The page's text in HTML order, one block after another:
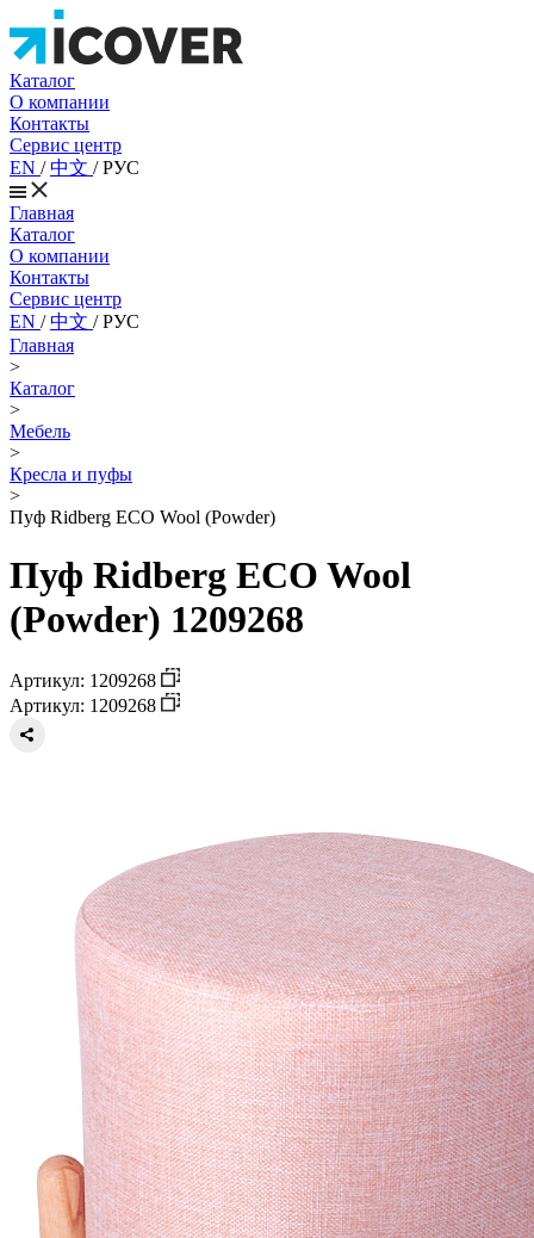
Каталог
О компании
Контакты
Сервис центр
EN /中文 /РУС
Главная
Каталог
О компании
Контакты
Сервис центр
EN /中文 /РУС
Главная
>
Каталог
>
Мебель
>
Кресла и пуфы
>
Пуф Ridberg ECO Wool (Powder)
Пуф Ridberg ECO Wool
(Powder) 1209268
Артикул: 1209268
Артикул: 1209268